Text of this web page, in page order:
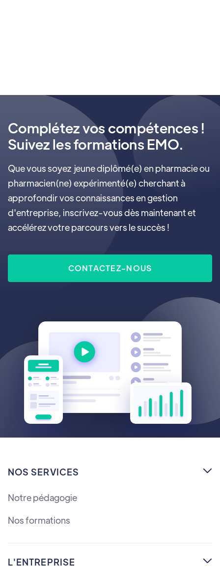
Complétez vos compétences !
Suivez les formations EMO.
Que vous soyez jeune diplômé(e) en pharmacie ou
pharmacien(ne) expérimenté(e) cherchant à
approfondir vos connaissances en gestion
d'entreprise, inscrivez-vous dès maintenant et
accélérez votre parcours vers le succès !
CONTACTEZ-NOUS
NOS SERVICES 
Notre pédagogie
Nos formations
L'ENTREPRISE 